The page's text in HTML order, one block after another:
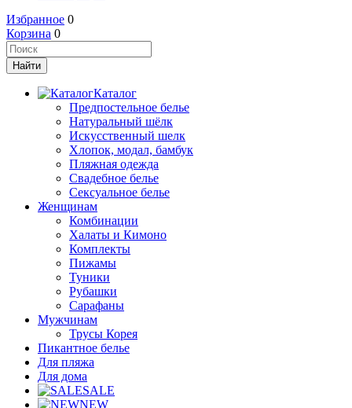
Избранное 0
Корзина 0
Каталог
Предпостельное белье
Натуральный шёлк
Искусственный шелк
Хлопок, модал, бамбук
Пляжная одежда
Свадебное белье
Сексуальное белье
Женщинам
Комбинации
Халаты и Кимоно
Комплекты
Пижамы
Туники
Рубашки
Сарафаны
Мужчинам
Трусы Корея
Пикантное белье
Для пляжа
Для дома
SALE
NEW